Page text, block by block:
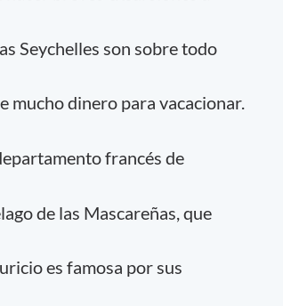
Seychelles son sobre todo
mucho dinero para vacacionar.
francés de
de las Mascareñas, que
es famosa por sus